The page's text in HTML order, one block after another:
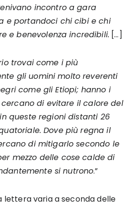
incontro a gara
e portandoci chi cibi e chi
e benevolenza incredibili. […]
trovai come i più
gli uomini molto reverenti
come gli Etiopi; hanno i
di evitare il calore del
queste regioni distanti 26
Dove più regna il
di mitigarlo secondo le
mezzo delle cose calde di
si nutrono.”
lettera varia a seconda delle